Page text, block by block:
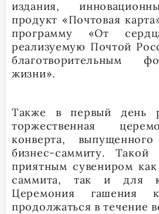
издания,
продукт «Почтовая
программу «От
реализуемую Почтой
благотворительным
жизни».
Также в первый день
торжественная
конверта,
бизнес-саммиту. Такой
приятным сувениром
саммита, так и для
Церемония гашения
продолжаться в течение